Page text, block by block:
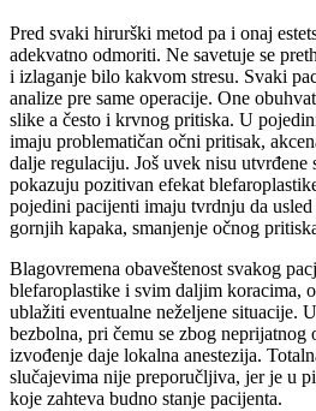
Pred svaki hirurški metod pa i onaj
adekvatno odmoriti. Ne savetuje se
i izlaganje bilo kakvom stresu. Svaki
analize pre same operacije. One
slike a često i krvnog pritiska. U
imaju problematičan očni pritisak,
dalje regulaciju. Još uvek nisu utvrđene
pokazuju pozitivan efekat
pojedini pacijenti imaju tvrdnju da usled
gornjih kapaka, smanjenje očnog
Blagovremena obaveštenost svakog
blefaroplastike i svim daljim koracima,
ublažiti eventualne neželjene situacije.
bezbolna, pri čemu se zbog neprijatnog
izvođenje daje lokalna anestezija.
slučajevima nije preporučljiva, jer je u
koje zahteva budno stanje pacijenta.